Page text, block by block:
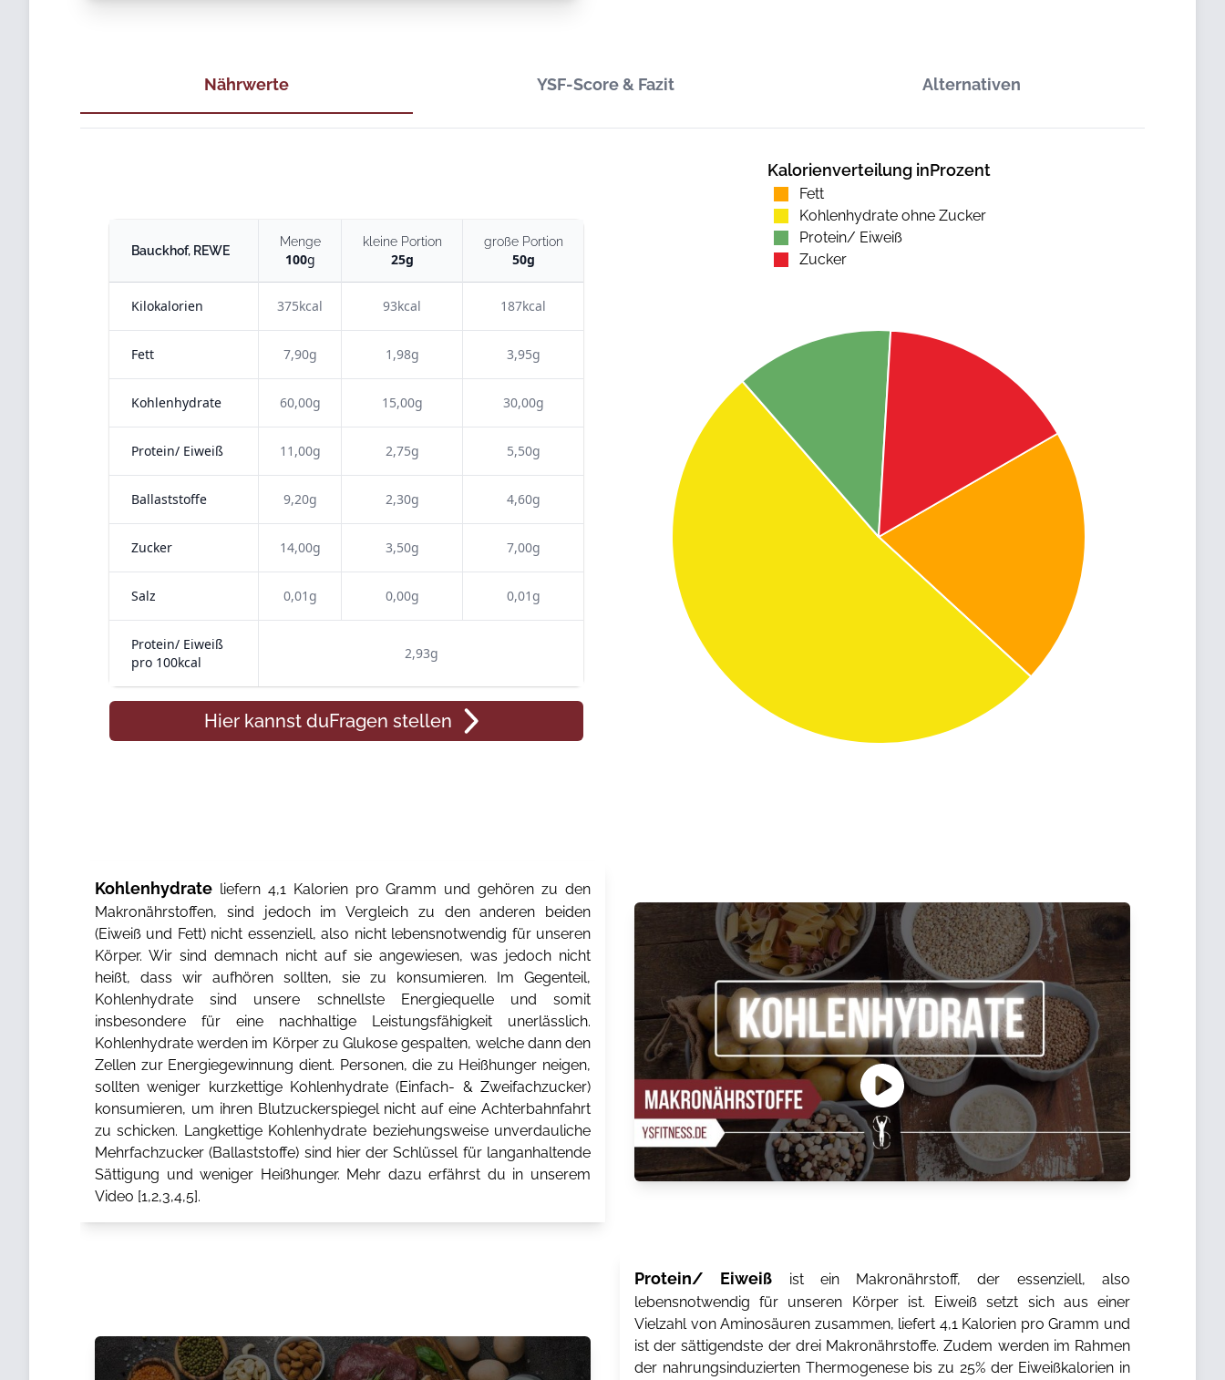
Nährwerte YSF-Score & Fazit Alternativen
Bauckhof, REWE
Menge
100g
kleine Portion
25g
große Portion
50g
Kilokalorien 375kcal 93kcal 187kcal
Fett 7,90g 1,98g 3,95g
Kohlenhydrate 60,00g 15,00g 30,00g
Protein/ Eiweiß 11,00g 2,75g 5,50g
Ballaststoffe 9,20g 2,30g 4,60g
Zucker 14,00g 3,50g 7,00g
Salz 0,01g 0,00g 0,01g
Protein/ Eiweiß
pro 100kcal
2,93g
Hier kannst duFragen stellen
Kalorienverteilung inProzent
Fett
Kohlenhydrate ohne Zucker
Protein/ Eiweiß
Zucker
Kohlenhydrate liefern 4,1 Kalorien pro Gramm und gehören zu den
Makronährstoffen, sind jedoch im Vergleich zu den anderen beiden
(Eiweiß und Fett) nicht essenziell, also nicht lebensnotwendig für unseren
Körper. Wir sind demnach nicht auf sie angewiesen, was jedoch nicht
heißt, dass wir aufhören sollten, sie zu konsumieren. Im Gegenteil,
Kohlenhydrate sind unsere schnellste Energiequelle und somit
insbesondere für eine nachhaltige Leistungsfähigkeit unerlässlich.
Kohlenhydrate werden im Körper zu Glukose gespalten, welche dann den
Zellen zur Energiegewinnung dient. Personen, die zu Heißhunger neigen,
sollten weniger kurzkettige Kohlenhydrate (Einfach- & Zweifachzucker)
konsumieren, um ihren Blutzuckerspiegel nicht auf eine Achterbahnfahrt
zu schicken. Langkettige Kohlenhydrate beziehungsweise unverdauliche
Mehrfachzucker (Ballaststoffe) sind hier der Schlüssel für langanhaltende
Sättigung und weniger Heißhunger. Mehr dazu erfährst du in unserem
Video [1,2,3,4,5].
Protein/ Eiweiß ist ein Makronährstoff, der essenziell, also
lebensnotwendig für unseren Körper ist. Eiweiß setzt sich aus einer
Vielzahl von Aminosäuren zusammen, liefert 4,1 Kalorien pro Gramm und
ist der sättigendste der drei Makronährstoffe. Zudem werden im Rahmen
der nahrungsinduzierten Thermogenese bis zu 25% der Eiweißkalorien in